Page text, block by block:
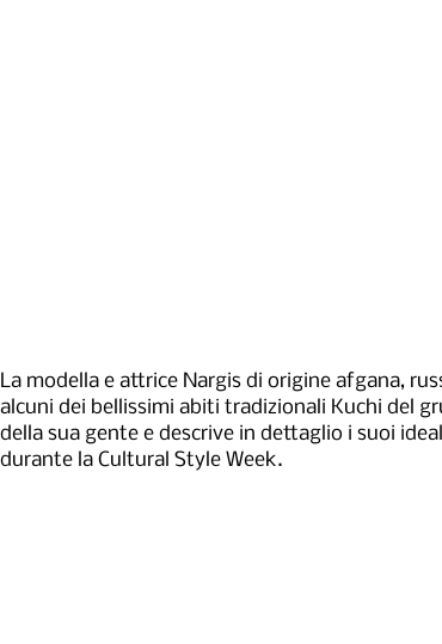
La modella e attrice Nargis di origine afgana,
alcuni dei bellissimi abiti tradizionali Kuchi del
della sua gente e descrive in dettaglio i suoi
durante la Cultural Style Week.